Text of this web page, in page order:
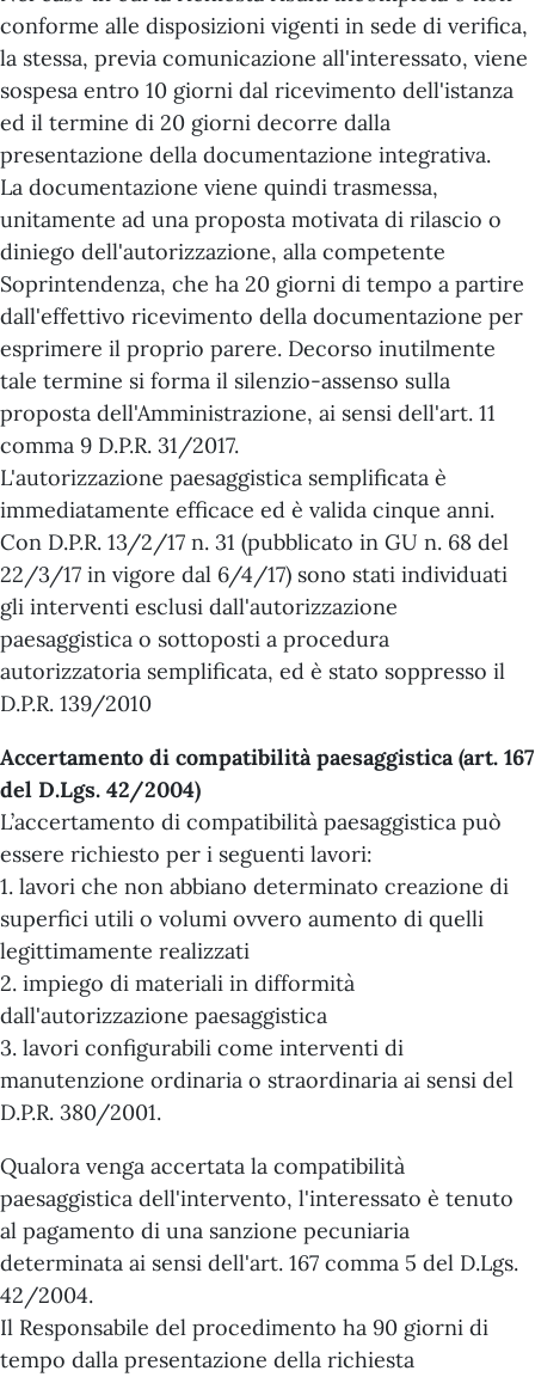
conforme alle disposizioni vigenti in sede di verifica,
la stessa, previa comunicazione all'interessato, viene
sospesa entro 10 giorni dal ricevimento dell'istanza
ed il termine di 20 giorni decorre dalla
presentazione della documentazione integrativa.
La documentazione viene quindi trasmessa,
unitamente ad una proposta motivata di rilascio o
diniego dell'autorizzazione, alla competente
Soprintendenza, che ha 20 giorni di tempo a partire
dall'effettivo ricevimento della documentazione per
esprimere il proprio parere. Decorso inutilmente
tale termine si forma il silenzio-assenso sulla
proposta dell'Amministrazione, ai sensi dell'art. 11
comma 9 D.P.R. 31/2017.
L'autorizzazione paesaggistica semplificata è
immediatamente efficace ed è valida cinque anni.
Con D.P.R. 13/2/17 n. 31 (pubblicato in GU n. 68 del
22/3/17 in vigore dal 6/4/17) sono stati individuati
gli interventi esclusi dall'autorizzazione
paesaggistica o sottoposti a procedura
autorizzatoria semplificata, ed è stato soppresso il
D.P.R. 139/2010
Accertamento di compatibilità paesaggistica (art. 167
del D.Lgs. 42/2004)
L’accertamento di compatibilità paesaggistica può
essere richiesto per i seguenti lavori:
1. lavori che non abbiano determinato creazione di
superfici utili o volumi ovvero aumento di quelli
legittimamente realizzati
2. impiego di materiali in difformità
dall'autorizzazione paesaggistica
3. lavori configurabili come interventi di
manutenzione ordinaria o straordinaria ai sensi del
D.P.R. 380/2001.
Qualora venga accertata la compatibilità
paesaggistica dell'intervento, l'interessato è tenuto
al pagamento di una sanzione pecuniaria
determinata ai sensi dell'art. 167 comma 5 del D.Lgs.
42/2004.
Il Responsabile del procedimento ha 90 giorni di
tempo dalla presentazione della richiesta